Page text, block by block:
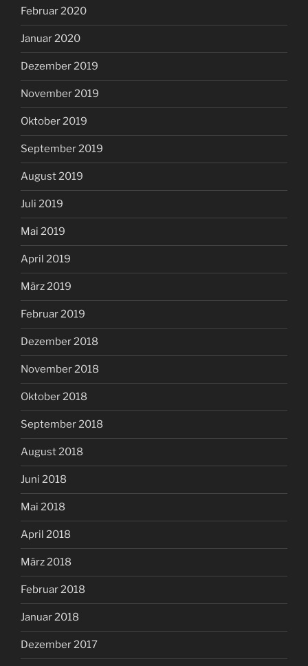
Februar 2020
Januar 2020
Dezember 2019
November 2019
Oktober 2019
September 2019
August 2019
Juli 2019
Mai 2019
April 2019
März 2019
Februar 2019
Dezember 2018
November 2018
Oktober 2018
September 2018
August 2018
Juni 2018
Mai 2018
April 2018
März 2018
Februar 2018
Januar 2018
Dezember 2017